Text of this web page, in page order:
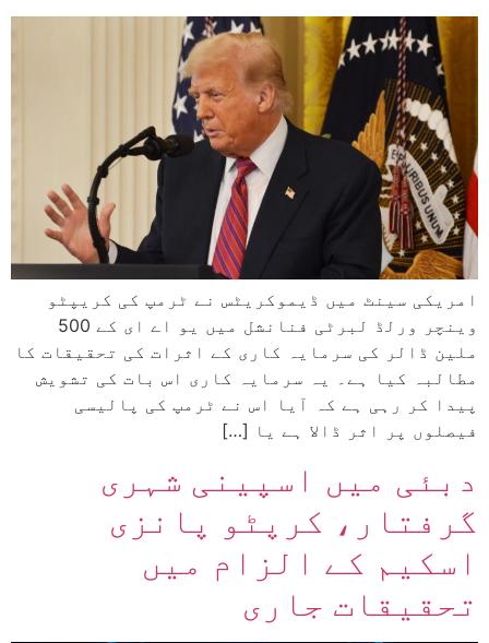
امریکی سینٹ میں ڈیموکریٹس نے ٹرمپ کی کریپٹو
وینچر ورلڈ لبرٹی فنانشل میں یو اے ای کے 500
ملین ڈالر کی سرمایہ کاری کے اثرات کی تحقیقات کا
مطالبہ کیا ہے۔ یہ سرمایہ کاری اس بات کی تشویش
پیدا کر رہی ہے کہ آیا اس نے ٹرمپ کی پالیسی
فیصلوں پر اثر ڈالا ہے یا […]
دبئی میں اسپینی شہری
گرفتار، کرپٹو پانزی
اسکیم کے الزام میں
تحقیقات جاری